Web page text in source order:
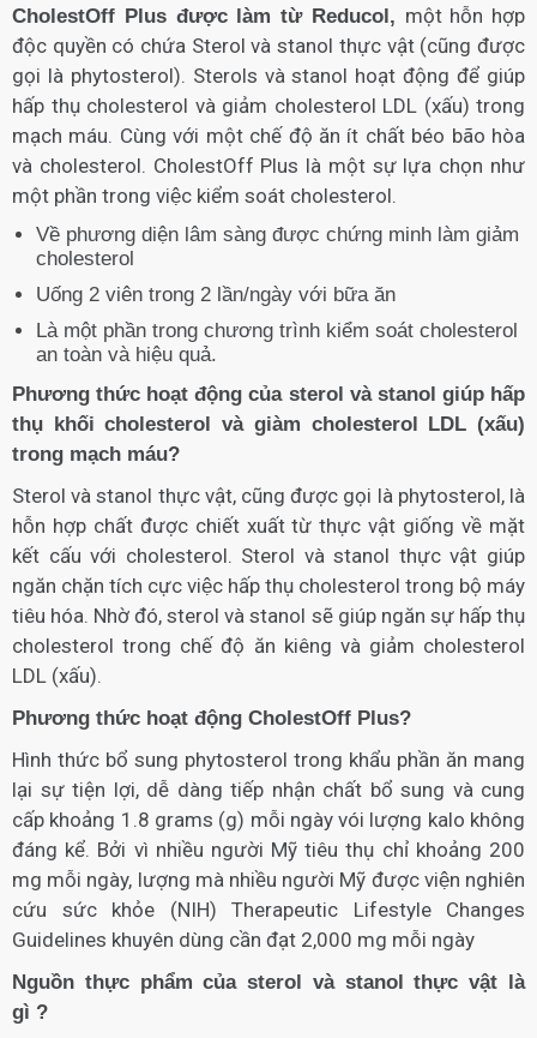
CholestOff Plus được làm từ Reducol, một hỗn hợp
độc quyền có chứa Sterol và stanol thực vật (cũng được
gọi là phytosterol). Sterols và stanol hoạt động để giúp
hấp thụ cholesterol và giảm cholesterol LDL (xấu) trong
mạch máu. Cùng với một chế độ ăn ít chất béo bão hòa
và cholesterol. CholestOff Plus là một sự lựa chọn như
một phần trong việc kiểm soát cholesterol.
Về phương diện lâm sàng được chứng minh làm giảm
cholesterol
Uống 2 viên trong 2 lần/ngày với bữa ăn
Là một phần trong chương trình kiểm soát cholesterol
an toàn và hiệu quả.
Phương thức hoạt động của sterol và stanol giúp hấp
thụ khối cholesterol và giàm cholesterol LDL (xấu)
trong mạch máu?
Sterol và stanol thực vật, cũng được gọi là phytosterol, là
hỗn hợp chất được chiết xuất từ thực vật giống về mặt
kết cấu với cholesterol. Sterol và stanol thực vật giúp
ngăn chặn tích cực việc hấp thụ cholesterol trong bộ máy
tiêu hóa. Nhờ đó, sterol và stanol sẽ giúp ngăn sự hấp thụ
cholesterol trong chế độ ăn kiêng và giảm cholesterol
LDL (xấu).
Phương thức hoạt động CholestOff Plus?
Hình thức bổ sung phytosterol trong khẩu phần ăn mang
lại sự tiện lợi, dễ dàng tiếp nhận chất bổ sung và cung
cấp khoảng 1.8 grams (g) mỗi ngày vói lượng kalo không
đáng kể. Bởi vì nhiều người Mỹ tiêu thụ chỉ khoảng 200
mg mỗi ngày, lượng mà nhiều người Mỹ được viện nghiên
cứu sức khỏe (NIH) Therapeutic Lifestyle Changes
Guidelines khuyên dùng cần đạt 2,000 mg mỗi ngày
Nguồn thực phẩm của sterol và stanol thực vật là
gì ?